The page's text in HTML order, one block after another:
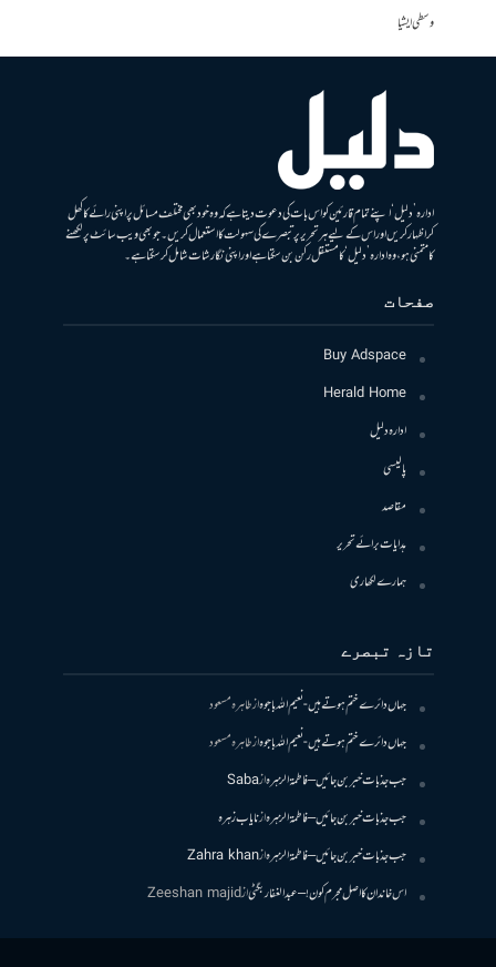
وسطی ایشیا
ادارہ ’دلیل‘ اپنے تمام قارئین کو اس بات کی دعوت دیتا ہے کہ وہ خود بھی مختلف مسائل پر اپنی رائے کا کھل
کر اظہار کریں اور اس کے لیے ہر تحریر پر تبصرے کی سہولت کا استعمال کریں۔ جو بھی ویب سائٹ پر لکھنے
کا متمنی ہو، وہ ادارہ ’دلیل‘ کا مستقل رکن بن سکتا ہے اور اپنی نگارشات شامل کرسکتا ہے۔
صفحات
Buy Adspace
Herald Home
ادارہ دلیل
پالیسی
مقاصد
ہدایات برائے تحریر
ہمارے لکھاری
تازہ تبصرے
جہاں دائرے ختم ہوتے ہیں- نعیم اللہ باجوہازطاہرہ مسعود
جہاں دائرے ختم ہوتے ہیں- نعیم اللہ باجوہازطاہرہ مسعود
جب جذبات خبر بن جائیں – فاطمۃالزہرہازSaba
جب جذبات خبر بن جائیں – فاطمۃالزہرہازنایاب زہرہ
جب جذبات خبر بن جائیں – فاطمۃالزہرہازZahra khan
اس خاندان کا اصل مجرم کون! – عبدالغفار بگٹیازZeeshan majid